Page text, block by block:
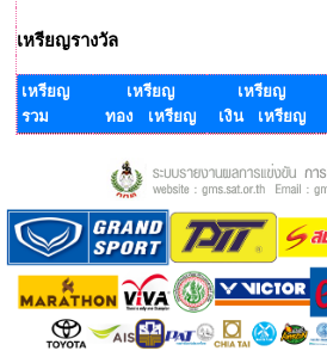
เหรียญรางวัล
เหรียญ
รวม
เหรียญ
ทอง เหรียญ
เหรียญ
เงิน เหรียญ